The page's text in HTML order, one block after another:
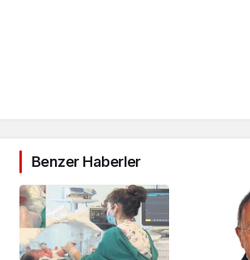
Benzer Haberler